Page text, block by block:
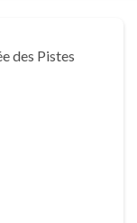
des Pistes